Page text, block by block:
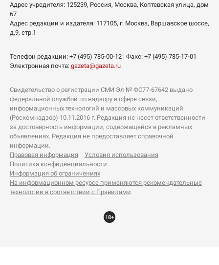
Адрес учредителя: 125239, Россия, Москва, Коптевская улица, дом
67
Адрес редакции и издателя: 117105, г. Москва, Варшавское шоссе,
д.9, стр.1
Телефон редакции: +7 (495) 785-00-12 | Факс: +7 (495) 785-17-01
Электронная почта: gazeta@gazeta.ru
Свидетельство о регистрации СМИ Эл № ФС77-67642 выдано
федеральной службой по надзору в сфере связи,
информационных технологий и массовых коммуникаций
(Роскомнадзор) 10.11.2016 г. Редакция не несет ответственности
за достоверность информации, содержащейся в рекламных
объявлениях. Редакция не предоставляет справочной
информации.
Правовая информация
Условия использования
Политика конфиденциальности
Информация об ограничениях
На информационном ресурсе применяются рекомендательные
технологии в соответствии с Правилами
18+